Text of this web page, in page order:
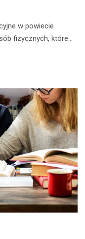
w powiecie
fizycznych, które…